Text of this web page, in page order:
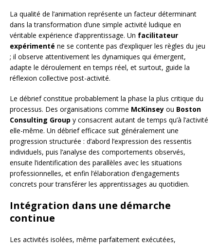
La qualité de l’animation représente un facteur déterminant
dans la transformation d’une simple activité ludique en
véritable expérience d’apprentissage. Un facilitateur
expérimenté ne se contente pas d’expliquer les règles du jeu
; il observe attentivement les dynamiques qui émergent,
adapte le déroulement en temps réel, et surtout, guide la
réflexion collective post-activité.
Le débrief constitue probablement la phase la plus critique du
processus. Des organisations comme McKinsey ou Boston
Consulting Group y consacrent autant de temps qu’à l’activité
elle-même. Un débrief efficace suit généralement une
progression structurée : d’abord l’expression des ressentis
individuels, puis l’analyse des comportements observés,
ensuite l’identification des parallèles avec les situations
professionnelles, et enfin l’élaboration d’engagements
concrets pour transférer les apprentissages au quotidien.
Intégration dans une démarche
continue
Les activités isolées, même parfaitement exécutées,